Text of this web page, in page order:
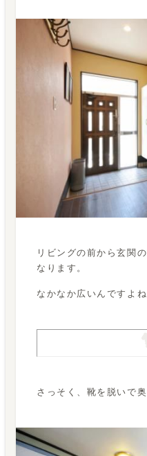
リビングの前から玄関
なります。
なかなか広いんですよね
さっそく、靴を脱いで